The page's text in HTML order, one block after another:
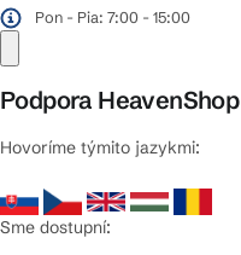
Pon - Pia: 7:00 - 15:00
Podpora HeavenShop
Hovoríme týmito jazykmi:
Sme dostupní: